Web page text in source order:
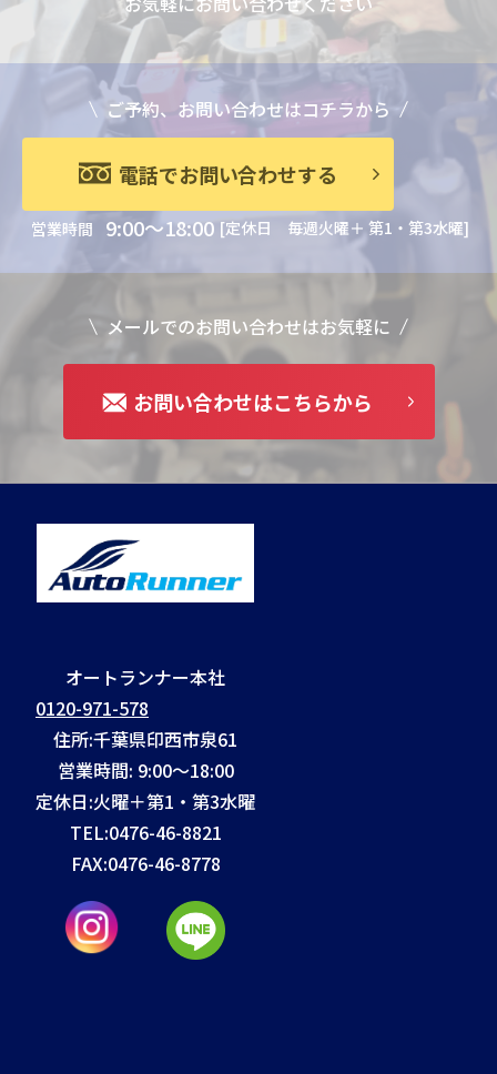
ご予約、お問い合わせはコチラから
電話でお問い合わせする
営業時間 9:00～18:00 [定休日 毎週火曜＋ 第1・第3水曜]
メールでのお問い合わせはお気軽に
お問い合わせはこちらから
オートランナー本社
0120-971-578
住所:千葉県印西市泉61
営業時間: 9:00～18:00
定休日:火曜＋第1・第3水曜
TEL:0476-46-8821
FAX:0476-46-8778